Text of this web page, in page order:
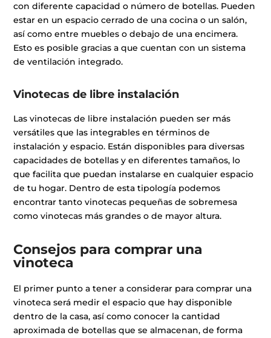
con diferente capacidad o número de botellas. Pueden
estar en un espacio cerrado de una cocina o un salón,
así como entre muebles o debajo de una encimera.
Esto es posible gracias a que cuentan con un sistema
de ventilación integrado.
Vinotecas de libre instalación
Las vinotecas de libre instalación pueden ser más
versátiles que las integrables en términos de
instalación y espacio. Están disponibles para diversas
capacidades de botellas y en diferentes tamaños, lo
que facilita que puedan instalarse en cualquier espacio
de tu hogar. Dentro de esta tipología podemos
encontrar tanto vinotecas pequeñas de sobremesa
como vinotecas más grandes o de mayor altura.
Consejos para comprar una
vinoteca
El primer punto a tener a considerar para comprar una
vinoteca será medir el espacio que hay disponible
dentro de la casa, así como conocer la cantidad
aproximada de botellas que se almacenan, de forma